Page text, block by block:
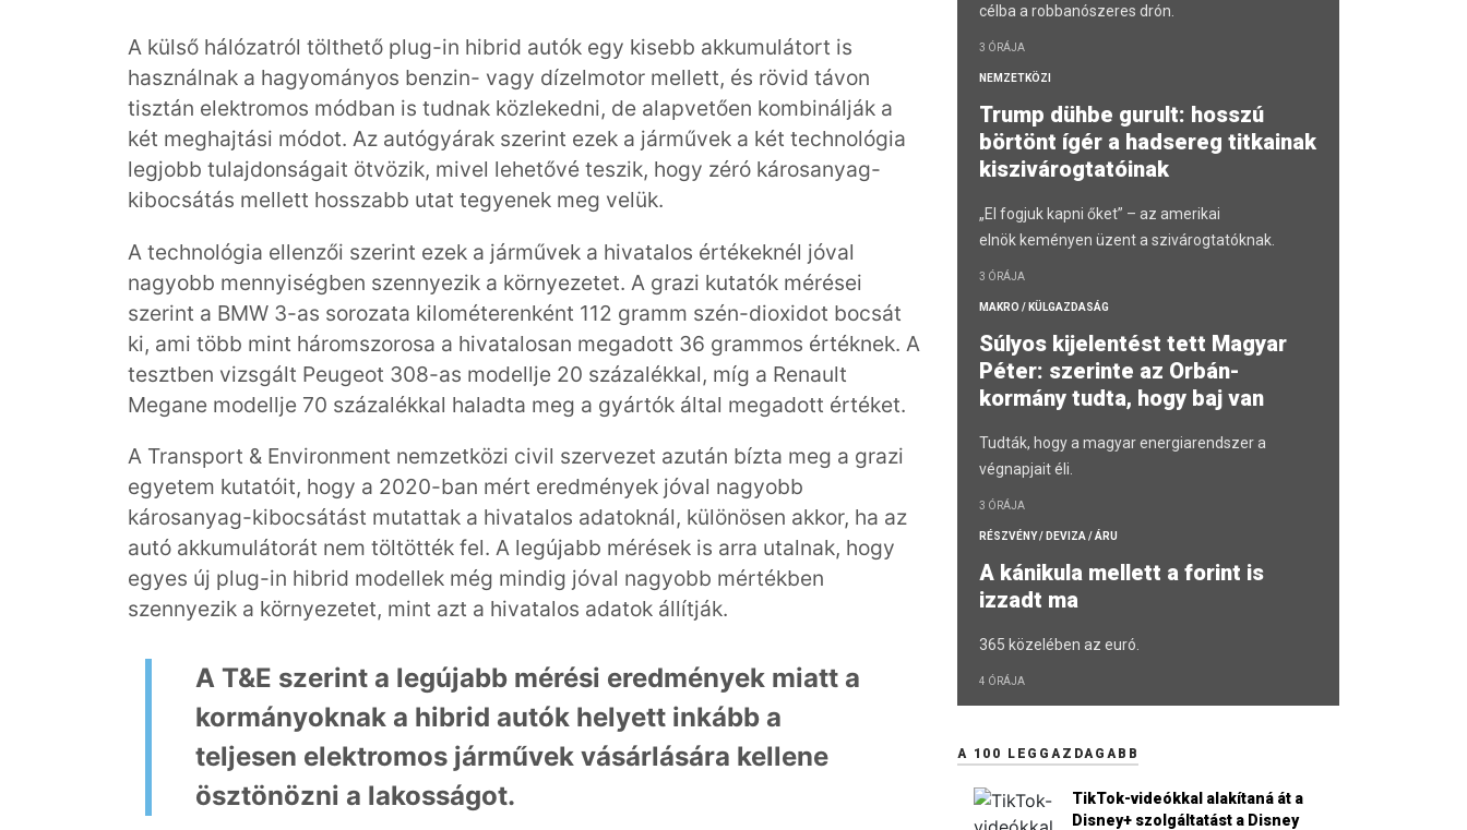
A külső hálózatról tölthető plug-in hibrid autók egy kisebb akkumulátort is
használnak a hagyományos benzin- vagy dízelmotor mellett, és rövid távon
tisztán elektromos módban is tudnak közlekedni, de alapvetően kombinálják a
két meghajtási módot. Az autógyárak szerint ezek a járművek a két technológia
legjobb tulajdonságait ötvözik, mivel lehetővé teszik, hogy zéró károsanyag-
kibocsátás mellett hosszabb utat tegyenek meg velük.
A technológia ellenzői szerint ezek a járművek a hivatalos értékeknél jóval
nagyobb mennyiségben szennyezik a környezetet. A grazi kutatók mérései
szerint a BMW 3-as sorozata kilométerenként 112 gramm szén-dioxidot bocsát
ki, ami több mint háromszorosa a hivatalosan megadott 36 grammos értéknek. A
tesztben vizsgált Peugeot 308-as modellje 20 százalékkal, míg a Renault
Megane modellje 70 százalékkal haladta meg a gyártók által megadott értéket.
A Transport & Environment nemzetközi civil szervezet azután bízta meg a grazi
egyetem kutatóit, hogy a 2020-ban mért eredmények jóval nagyobb
károsanyag-kibocsátást mutattak a hivatalos adatoknál, különösen akkor, ha az
autó akkumulátorát nem töltötték fel. A legújabb mérések is arra utalnak, hogy
egyes új plug-in hibrid modellek még mindig jóval nagyobb mértékben
szennyezik a környezetet, mint azt a hivatalos adatok állítják.
A T&E szerint a legújabb mérési eredmények miatt a
kormányoknak a hibrid autók helyett inkább a
teljesen elektromos járművek vásárlására kellene
ösztönözni a lakosságot.
célba a robbanószeres drón.
3 ÓRÁJA
NEMZETKÖZI
Trump dühbe gurult: hosszú
börtönt ígér a hadsereg titkainak
kiszivárogtatóinak
„El fogjuk kapni őket” – az amerikai
elnök keményen üzent a szivárogtatóknak.
3 ÓRÁJA
MAKRO / KÜLGAZDASÁG
Súlyos kijelentést tett Magyar
Péter: szerinte az Orbán-
kormány tudta, hogy baj van
Tudták, hogy a magyar energiarendszer a
végnapjait éli.
3 ÓRÁJA
RÉSZVÉNY / DEVIZA / ÁRU
A kánikula mellett a forint is
izzadt ma
365 közelében az euró.
4 ÓRÁJA
A 100 LEGGAZDAGABB
TikTok-videókkal alakítaná át a
Disney+ szolgáltatást a Disney